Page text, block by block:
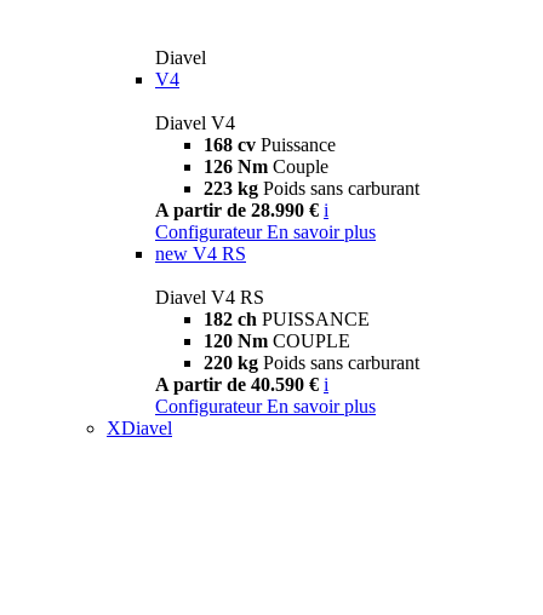
Diavel
V4
Diavel V4
168 cv Puissance
126 Nm Couple
223 kg Poids sans carburant
A partir de 28.990 € i
Configurateur En savoir plus
new V4 RS
Diavel V4 RS
182 ch PUISSANCE
120 Nm COUPLE
220 kg Poids sans carburant
A partir de 40.590 € i
Configurateur En savoir plus
XDiavel